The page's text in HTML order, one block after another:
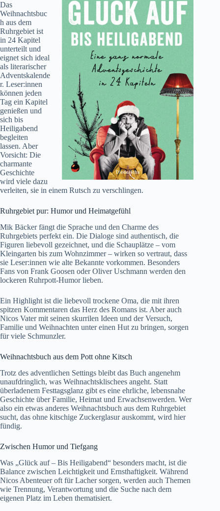
Das
Weihnachtsbuc
h aus dem
Ruhrgebiet ist
in 24 Kapitel
unterteilt und
eignet sich ideal
als literarischer
Adventskalende
r. Leser:innen
können jeden
Tag ein Kapitel
genießen und
sich bis
Heiligabend
begleiten
lassen. Aber
Vorsicht: Die
charmante
Geschichte
wird viele dazu
verleiten, sie in einem Rutsch zu verschlingen.
Ruhrgebiet pur: Humor und Heimatgefühl
Mik Bäcker fängt die Sprache und den Charme des
Ruhrgebiets perfekt ein. Die Dialoge sind authentisch, die
Figuren liebevoll gezeichnet, und die Schauplätze – vom
Kleingarten bis zum Wohnzimmer – wirken so vertraut, dass
sie Leser:innen wie alte Bekannte vorkommen. Besonders
Fans von Frank Goosen oder Oliver Uschmann werden den
lockeren Ruhrpott-Humor lieben.
Ein Highlight ist die liebevoll trockene Oma, die mit ihren
spitzen Kommentaren das Herz des Romans ist. Aber auch
Nicos Vater mit seinen skurrilen Ideen und der Versuch,
Familie und Weihnachten unter einen Hut zu bringen, sorgen
für viele Schmunzler.
Weihnachtsbuch aus dem Pott ohne Kitsch
Trotz des adventlichen Settings bleibt das Buch angenehm
unaufdringlich, was Weihnachtsklischees angeht. Statt
überladenem Festtagsglanz gibt es eine ehrliche, lebensnahe
Geschichte über Familie, Heimat und Erwachsenwerden. Wer
also ein etwas anderes Weihnachtsbuch aus dem Ruhrgebiet
sucht, das ohne kitschige Zuckerglasur auskommt, wird hier
fündig.
Zwischen Humor und Tiefgang
Was „Glück auf – Bis Heiligabend“ besonders macht, ist die
Balance zwischen Leichtigkeit und Ernsthaftigkeit. Während
Nicos Abenteuer oft für Lacher sorgen, werden auch Themen
wie Trennung, Verantwortung und die Suche nach dem
eigenen Platz im Leben thematisiert.